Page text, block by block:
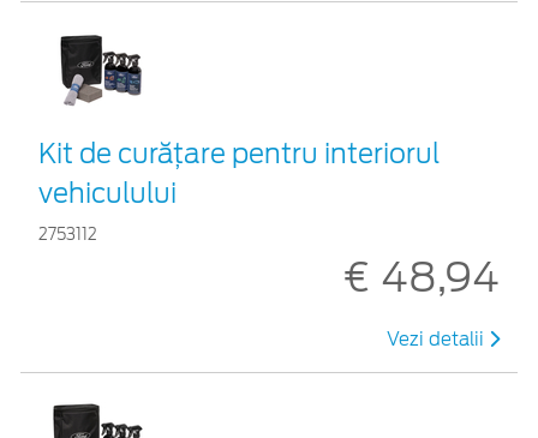
Kit de curățare pentru interiorul
vehiculului
2753112
€ 48,94
Vezi detalii